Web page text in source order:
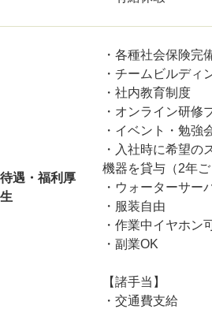
待遇・福利厚
生
・各種社会保険完
・チームビルディ
・社内教育制度
・オンライン研修
・イベント・勉強
・入社時に希望の
機器を貸与（2年ご
・ウォーターサー
・服装自由
・作業中イヤホン
・副業OK
【諸手当】
・交通費支給